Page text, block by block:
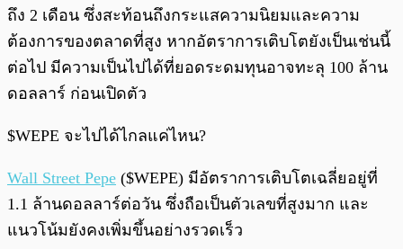
ถึง 2 เดือน ซึ่งสะท้อนถึงกระแสความนิยมและความ
ต้องการของตลาดที่สูง หากอัตราการเติบโตยังเป็นเช่นนี้
ต่อไป มีความเป็นไปได้ที่ยอดระดมทุนอาจทะลุ 100 ล้าน
ดอลลาร์ ก่อนเปิดตัว
$WEPE จะไปได้ไกลแค่ไหน?
Wall Street Pepe ($WEPE) มีอัตราการเติบโตเฉลี่ยอยู่ที่
1.1 ล้านดอลลาร์ต่อวัน ซึ่งถือเป็นตัวเลขที่สูงมาก และ
แนวโน้มยังคงเพิ่มขึ้นอย่างรวดเร็ว